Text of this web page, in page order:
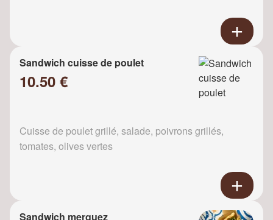
Sandwich cuisse de poulet
10.50 €
Cuisse de poulet grillé, salade, poivrons grillés,
tomates, olives vertes
Sandwich merguez